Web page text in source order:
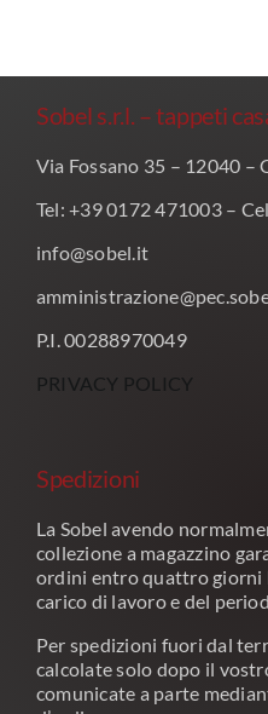
Sobel s.r.l. – tappeti
Via Fossano 35 – 12040 –
Tel: +39 0172 471003 –
info@sobel.it
P.I. 00288970049
PRIVACY POLICY
Spedizioni
La Sobel avendo
collezione a magazzino
ordini entro quattro giorni
carico di lavoro e del
Per spedizioni fuori dal
calcolate solo dopo il
comunicate a parte